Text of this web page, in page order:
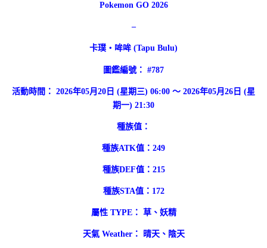
Pokemon GO 2026
–
卡璞・哞哞 (Tapu Bulu)
圖鑑編號： #787
活動時間： 2026年05月20日 (星期三) 06:00 ～ 2026年05月26日 (星
期一) 21:30
種族值：
種族ATK值：249
種族DEF值：215
種族STA值：172
屬性 TYPE： 草、妖精
天氣 Weather： 晴天、陰天